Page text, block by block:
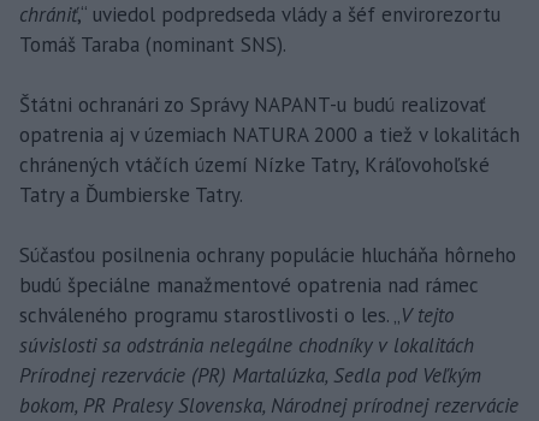
chrániť,“ uviedol podpredseda vlády a šéf envirorezortu
Tomáš Taraba (nominant SNS).
Štátni ochranári zo Správy NAPANT-u budú realizovať
opatrenia aj v územiach NATURA 2000 a tiež v lokalitách
chránených vtáčích území Nízke Tatry, Kráľovohoľské
Tatry a Ďumbierske Tatry.
Súčasťou posilnenia ochrany populácie hlucháňa hôrneho
budú špeciálne manažmentové opatrenia nad rámec
schváleného programu starostlivosti o les. „V tejto
súvislosti sa odstránia nelegálne chodníky v lokalitách
Prírodnej rezervácie (PR) Martalúzka, Sedla pod Veľkým
bokom, PR Pralesy Slovenska, Národnej prírodnej rezervácie